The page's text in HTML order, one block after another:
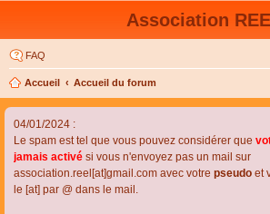
Association
FAQ
Accueil Accueil du forum
04/01/2024 :
Le spam est tel que vous pouvez considérer que
jamais activé si vous n'envoyez pas un mail sur
association.reel[at]gmail.com avec votre pseudo et
le [at] par @ dans le mail.